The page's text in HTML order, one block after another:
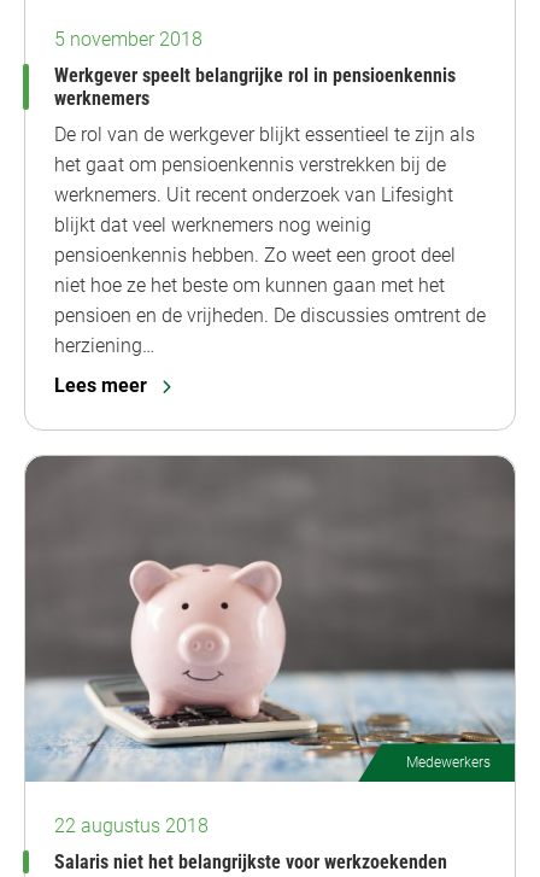
5 november 2018
Werkgever speelt belangrijke rol in pensioenkennis
werknemers
De rol van de werkgever blijkt essentieel te zijn als
het gaat om pensioenkennis verstrekken bij de
werknemers. Uit recent onderzoek van Lifesight
blijkt dat veel werknemers nog weinig
pensioenkennis hebben. Zo weet een groot deel
niet hoe ze het beste om kunnen gaan met het
pensioen en de vrijheden. De discussies omtrent de
herziening…
Lees meer
Medewerkers
22 augustus 2018
Salaris niet het belangrijkste voor werkzoekenden